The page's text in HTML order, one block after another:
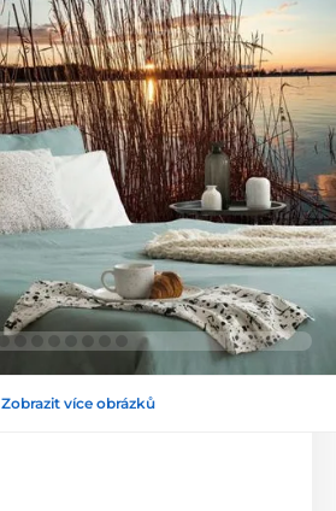
Zobrazit více obrázků